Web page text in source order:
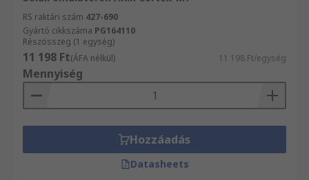
RS raktári szám 427-690
Gyártó cikkszáma PG164110
Részösszeg (1 egység)
11 198 Ft(ÁFA nélkül) 11 198 Ft/egység
Mennyiség
Hozzáadás
Datasheets